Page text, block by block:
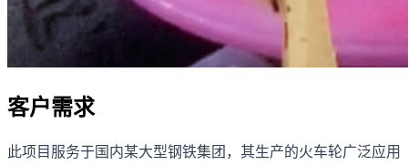
客户需求
此项目服务于国内某大型钢铁集团，其生产的火车轮广泛应用